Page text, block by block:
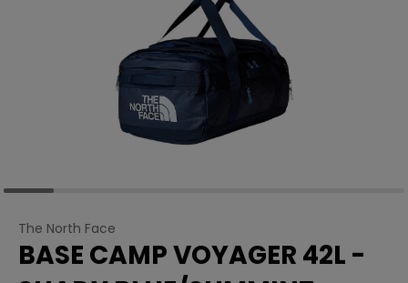
The North Face
BASE CAMP VOYAGER 42L -